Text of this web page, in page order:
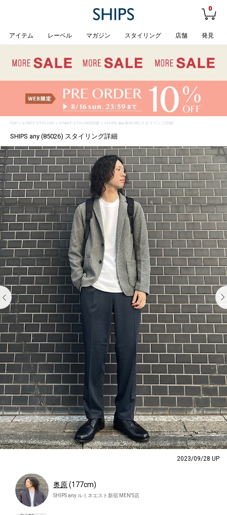
0
アイテム レーベル マガジン スタイリング 店舗 発見
TOP> STAFF STYLING> STAFF STYLING詳細 > SHIPS any (85026) スタイリング詳細
SHIPS any (85026) スタイリング詳細
2023/09/28 UP
奥原(177cm)
SHIPS any ルミネエスト新宿 MEN'S店